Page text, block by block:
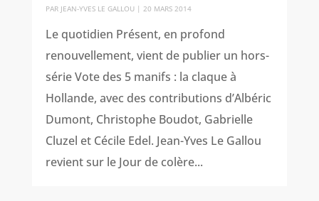
PAR JEAN-YVES LE GALLOU| 20 MARS 2014
Le quotidien Présent, en profond
renouvellement, vient de publier un hors-
série Vote des 5 manifs : la claque à
Hollande, avec des contributions d’Albéric
Dumont, Christophe Boudot, Gabrielle
Cluzel et Cécile Edel. Jean-Yves Le Gallou
revient sur le Jour de colère...